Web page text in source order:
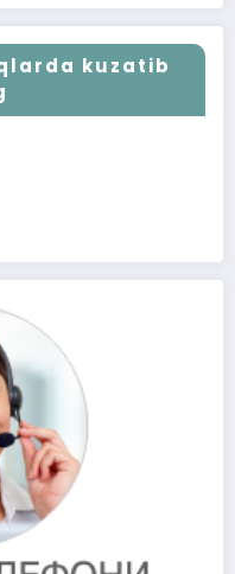
kuzatib